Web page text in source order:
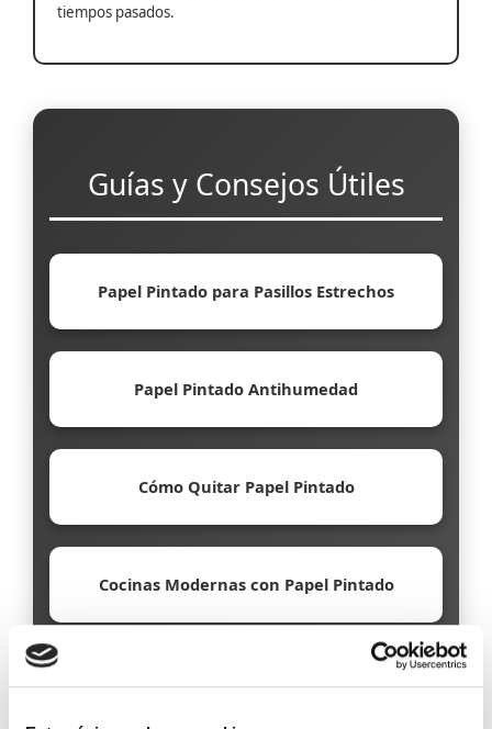
tiempos pasados.
Guías y Consejos Útiles
Papel Pintado para Pasillos Estrechos
Papel Pintado Antihumedad
Cómo Quitar Papel Pintado
Cocinas Modernas con Papel Pintado
Papel Pintado Ecológico